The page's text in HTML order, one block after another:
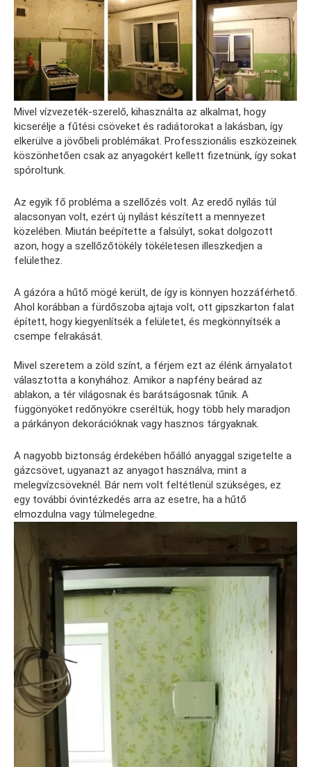
Mivel vízvezeték-szerelő, kihasználta az alkalmat, hogy
kicserélje a fűtési csöveket és radiátorokat a lakásban, így
elkerülve a jövőbeli problémákat. Professzionális eszközeinek
köszönhetően csak az anyagokért kellett fizetnünk, így sokat
spóroltunk.
Az egyik fő probléma a szellőzés volt. Az eredő nyílás túl
alacsonyan volt, ezért új nyílást készített a mennyezet
közelében. Miután beépítette a falsúlyt, sokat dolgozott
azon, hogy a szellőzőtökély tökéletesen illeszkedjen a
felülethez.
A gázóra a hűtő mögé került, de így is könnyen hozzáférhető.
Ahol korábban a fürdőszoba ajtaja volt, ott gipszkarton falat
épített, hogy kiegyenlítsék a felületet, és megkönnyítsék a
csempe felrakását.
Mivel szeretem a zöld színt, a férjem ezt az élénk árnyalatot
választotta a konyhához. Amikor a napfény beárad az
ablakon, a tér világosnak és barátságosnak tűnik. A
függönyöket redőnyökre cseréltük, hogy több hely maradjon
a párkányon dekorációknak vagy hasznos tárgyaknak.
A nagyobb biztonság érdekében hőálló anyaggal szigetelte a
gázcsövet, ugyanazt az anyagot használva, mint a
melegvízcsöveknél. Bár nem volt feltétlenül szükséges, ez
egy további óvintézkedés arra az esetre, ha a hűtő
elmozdulna vagy túlmelegedne.